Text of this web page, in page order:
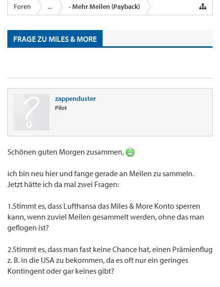
Foren ... - Mehr Meilen (Payback)
FRAGE ZU MILES & MORE
zappenduster
Pilot
Schönen guten Morgen zusammen,
ich bin neu hier und fange gerade an Meilen zu sammeln.
Jetzt hätte ich da mal zwei Fragen:
1.Stimmt es, dass Lufthansa das Miles & More Konto sperren
kann, wenn zuviel Meilen gesammelt werden, ohne das man
geflogen ist?
2.Stimmt es, dass man fast keine Chance hat, einen Prämienflug
z. B. in die USA zu bekommen, da es oft nur ein geringes
Kontingent oder gar keines gibt?